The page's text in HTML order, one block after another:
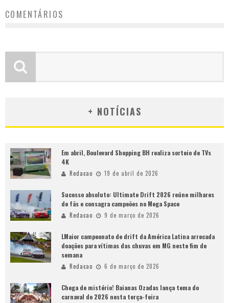
COMENTÁRIOS
+ NOTÍCIAS
Em abril, Boulevard Shopping BH realiza sorteio de TVs
4K
Redacao 19 de abril de 2026
Sucesso absoluto: Ultimate Drift 2026 reúne milhares
de fãs e consagra campeões no Mega Space
Redacao 9 de março de 2026
LMaior campeonato de drift da América Latina arrecada
doações para vítimas das chuvas em MG neste fim de
semana
Redacao 6 de março de 2026
Chega de mistério! Baianas Ozadas lança tema do
carnaval de 2026 nesta terça-feira